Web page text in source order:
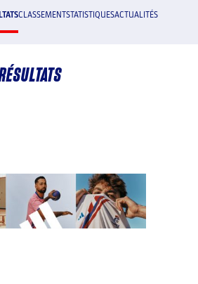
CLASSEMENTSTATISTIQUESACTUALITÉS